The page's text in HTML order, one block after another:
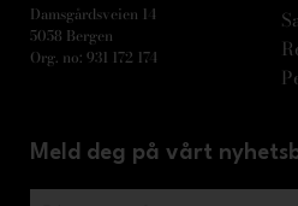
Damsgårdsveien 14
5058 Bergen
Org. no: 931 172 174
Meld deg på vårt